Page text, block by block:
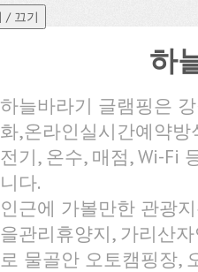
하
하늘바라기 글램핑은
화,온라인실시간예약
전기, 온수, 매점, Wi-Fi
니다.
인근에 가볼만한 관광
을관리휴양지, 가리산
로 물골안 오토캠핑장,